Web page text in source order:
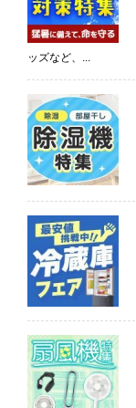
ッズなど、...